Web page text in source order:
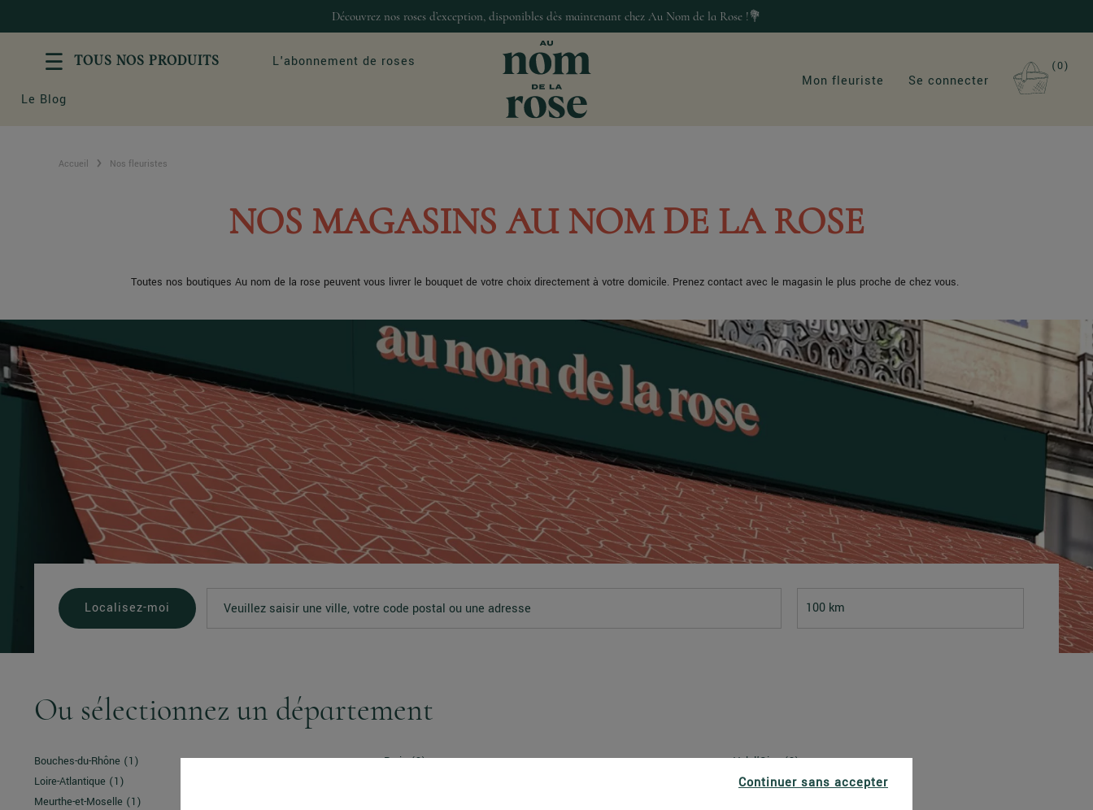
Découvrez nos roses d’exception, disponibles dès maintenant chez Au Nom de la Rose !💐
TOUS NOS PRODUITS
ROSES & BOUQUETS
Anniversaire
Bougies et senteur
L'abonnement de roses
Le Blog
Mon fleuriste Se connecter
0
Accueil Nos fleuristes
NOS MAGASINS AU NOM DE LA ROSE
Toutes nos boutiques Au nom de la rose peuvent vous livrer le bouquet de votre choix directement à votre domicile. Prenez contact avec le magasin le plus proche de chez vous.
Localisez-moi
Ou sélectionnez un département
Bouches-du-Rhône (1)
Loire-Atlantique (1)
Meurthe-et-Moselle (1)
Paris (3)
Val-d’Oise (2)
Yvelines (4)
Continuer sans accepter